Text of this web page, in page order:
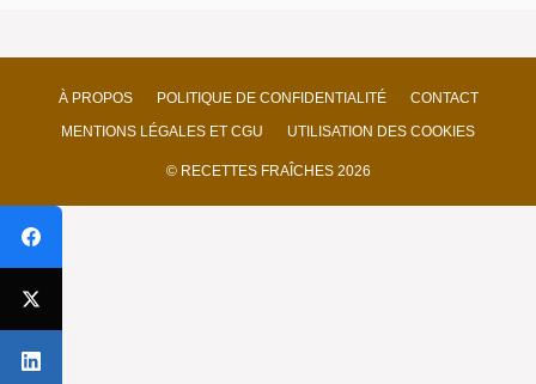
À PROPOS POLITIQUE DE CONFIDENTIALITÉ
CONTACT
MENTIONS LÉGALES ET CGU
UTILISATION DES COOKIES
© RECETTES FRAÎCHES 2026